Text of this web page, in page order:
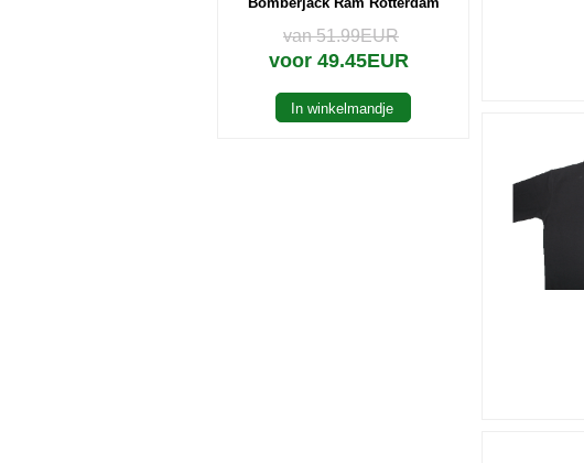
van 51.99EUR
voor 49.45EUR
In winkelmandje